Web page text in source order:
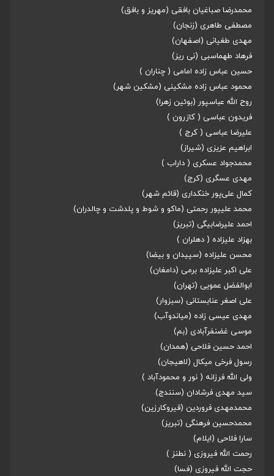
محمدرضا صباغیان بافقی (مهریز و بافق)
مصطفی طاهری (زنجان)
مهدی طغیانی (اصفهان)
فرهاد طهماسبی (‌نی ریز)
حسین عباس زاده امامی ( چناران )
محمود عباس زاده مشکینی (مشکین شهر)
روح الله عباسپور (بوئین زهرا)
فریدون عباسی ( کازرون )
علیرضا عباسی ( کرج )
ابراهیم عزیزی (شیراز)
محمدجواد عسکری ( داراب )
مهدی عسگری (کرج)
کمال علی‌پور خنکداری (قائم شهر)
محمد علیپور رحمتی (ماکو و شوط و پلدشت و چالدران)
احمد علیرضابیگی (تبریز)
بهزاد علیزاده ( دهلران )
محسن علیزاده (سپیدان و بیضا)
علی اکبر علیزاده برمی (دامغان)
ابوالفضل عمویی (تهران)
علی اصغر عنابستانی (سبزوار)
مهدی عیسی زاده (میاندوآب)
موسی غضنفرآبادی (بم)
احمد حسین فلاحی (همدان)
رسول فرخی میکال (لاهیجان)
ولی الله فرزانه ( نور و محمودآباد )
سید مهدی فرشادان (سنندج)
محمدمهدی فروردین (قیروکارزین)
محمدحسین فرهنگی (تبریز)
سارا فلاحی (ایلام)
رحمت الله فیروزی ( نطنز )
حجت الله فیروزی (فسا)